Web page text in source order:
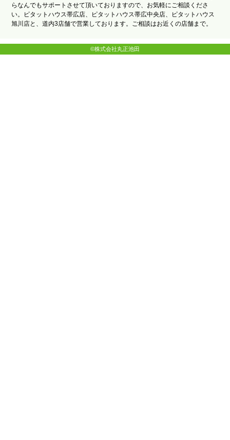
らなんでもサポートさせて頂いておりますので、お気軽にご相談くださ
い。ピタットハウス帯広店、ピタットハウス帯広中央店、ピタットハウス
旭川店と、道内3店舗で営業しております。ご相談はお近くの店舗まで。
©株式会社丸正池田